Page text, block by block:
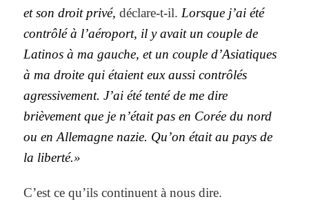
et son droit privé,déclare-t-il. Lorsque j’ai été
contrôlé à l’aéroport, il y avait un couple de
Latinos à ma gauche, et un couple d’Asiatiques
à ma droite qui étaient eux aussi contrôlés
agressivement. J’ai été tenté de me dire
brièvement que je n’était pas en Corée du nord
ou en Allemagne nazie. Qu’on était au pays de
la liberté.»
C’est ce qu’ils continuent à nous dire.